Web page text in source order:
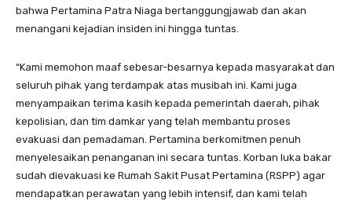
bahwa Pertamina Patra Niaga bertanggungjawab dan akan
menangani kejadian insiden ini hingga tuntas.
“Kami memohon maaf sebesar-besarnya kepada masyarakat dan
seluruh pihak yang terdampak atas musibah ini. Kami juga
menyampaikan terima kasih kepada pemerintah daerah, pihak
kepolisian, dan tim damkar yang telah membantu proses
evakuasi dan pemadaman. Pertamina berkomitmen penuh
menyelesaikan penanganan ini secara tuntas. Korban luka bakar
sudah dievakuasi ke Rumah Sakit Pusat Pertamina (RSPP) agar
mendapatkan perawatan yang lebih intensif, dan kami telah